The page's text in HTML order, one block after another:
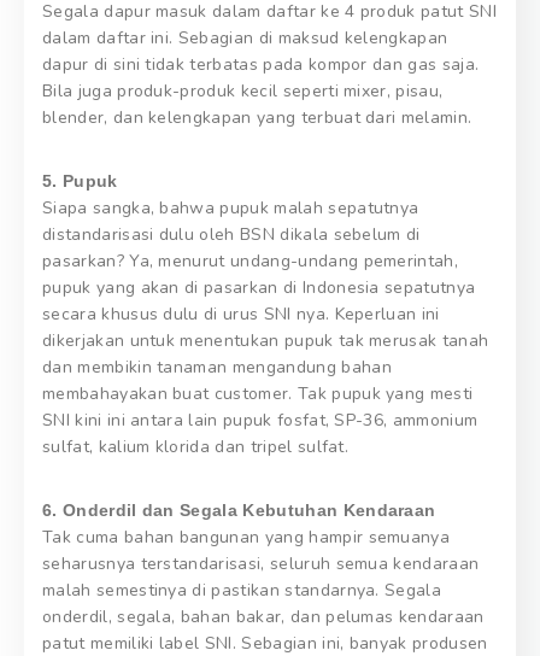
Segala dapur masuk dalam daftar ke 4 produk patut SNI
dalam daftar ini. Sebagian di maksud kelengkapan
dapur di sini tidak terbatas pada kompor dan gas saja.
Bila juga produk-produk kecil seperti mixer, pisau,
blender, dan kelengkapan yang terbuat dari melamin.
5. Pupuk
Siapa sangka, bahwa pupuk malah sepatutnya
distandarisasi dulu oleh BSN dikala sebelum di
pasarkan? Ya, menurut undang-undang pemerintah,
pupuk yang akan di pasarkan di Indonesia sepatutnya
secara khusus dulu di urus SNI nya. Keperluan ini
dikerjakan untuk menentukan pupuk tak merusak tanah
dan membikin tanaman mengandung bahan
membahayakan buat customer. Tak pupuk yang mesti
SNI kini ini antara lain pupuk fosfat, SP-36, ammonium
sulfat, kalium klorida dan tripel sulfat.
6. Onderdil dan Segala Kebutuhan Kendaraan
Tak cuma bahan bangunan yang hampir semuanya
seharusnya terstandarisasi, seluruh semua kendaraan
malah semestinya di pastikan standarnya. Segala
onderdil, segala, bahan bakar, dan pelumas kendaraan
patut memiliki label SNI. Sebagian ini, banyak produsen